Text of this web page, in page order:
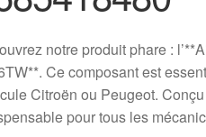
notre produit phare :
Ce composant est
Citroën ou Peugeot.
pour tous les